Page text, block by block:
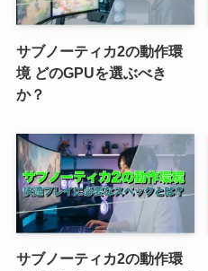
サブノーティカ2の動作環
境 どのGPUを選ぶべき
か？
サブノーティカ2の動作環